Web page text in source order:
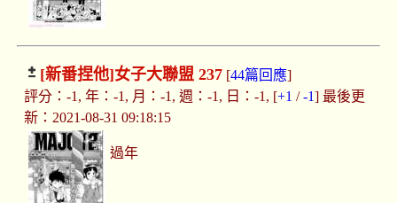
[新番捏他]女子大聯盟 237[44篇回應]
評分：-1, 年：-1, 月：-1, 週：-1, 日：-1, [+1 /-1] 最後更
新：2021-08-31 09:18:15
過年